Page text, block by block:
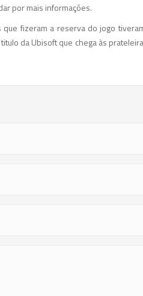
por mais informações.
fizeram a reserva do jogo
da Ubisoft que chega às